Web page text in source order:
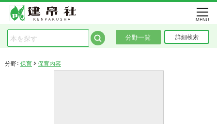
分野一覧 詳細検索
MENU
分野： 保育 保育内容